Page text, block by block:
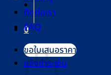
0
ตะกร้าสินค้า
ติดต่อเรา
FAQ
ขอใบเสนอราคา
แจ้งชำระเงิน